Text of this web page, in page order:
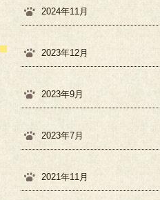
2024年11月
2023年12月
2023年9月
2023年7月
2021年11月